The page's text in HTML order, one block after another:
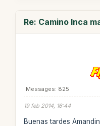
Re: Camino Inca
Messages: 825
19 feb 2014, 16:44
Buenas tardes